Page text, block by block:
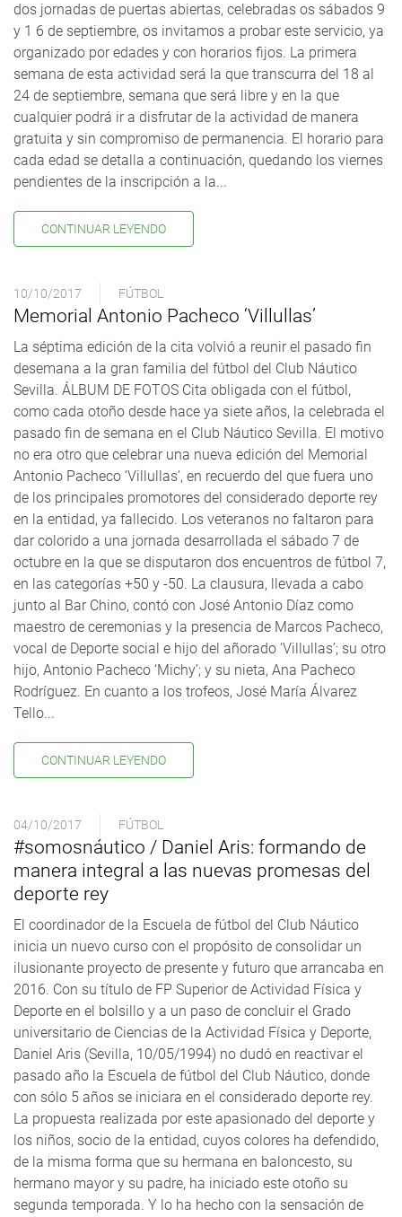
dos jornadas de puertas abiertas, celebradas os sábados 9
y 1 6 de septiembre, os invitamos a probar este servicio, ya
organizado por edades y con horarios fijos. La primera
semana de esta actividad será la que transcurra del 18 al
24 de septiembre, semana que será libre y en la que
cualquier podrá ir a disfrutar de la actividad de manera
gratuita y sin compromiso de permanencia. El horario para
cada edad se detalla a continuación, quedando los viernes
pendientes de la inscripción a la...
CONTINUAR LEYENDO
10/10/2017 FÚTBOL
Memorial Antonio Pacheco ‘Villullas’
La séptima edición de la cita volvió a reunir el pasado fin
desemana a la gran familia del fútbol del Club Náutico
Sevilla. ÁLBUM DE FOTOS Cita obligada con el fútbol,
como cada otoño desde hace ya siete años, la celebrada el
pasado fin de semana en el Club Náutico Sevilla. El motivo
no era otro que celebrar una nueva edición del Memorial
Antonio Pacheco ‘Villullas’, en recuerdo del que fuera uno
de los principales promotores del considerado deporte rey
en la entidad, ya fallecido. Los veteranos no faltaron para
dar colorido a una jornada desarrollada el sábado 7 de
octubre en la que se disputaron dos encuentros de fútbol 7,
en las categorías +50 y -50. La clausura, llevada a cabo
junto al Bar Chino, contó con José Antonio Díaz como
maestro de ceremonias y la presencia de Marcos Pacheco,
vocal de Deporte social e hijo del añorado ‘Villullas’; su otro
hijo, Antonio Pacheco ‘Michy’; y su nieta, Ana Pacheco
Rodríguez. En cuanto a los trofeos, José María Álvarez
Tello...
CONTINUAR LEYENDO
04/10/2017 FÚTBOL
#somosnáutico / Daniel Aris: formando de
manera integral a las nuevas promesas del
deporte rey
El coordinador de la Escuela de fútbol del Club Náutico
inicia un nuevo curso con el propósito de consolidar un
ilusionante proyecto de presente y futuro que arrancaba en
2016. Con su título de FP Superior de Actividad Física y
Deporte en el bolsillo y a un paso de concluir el Grado
universitario de Ciencias de la Actividad Física y Deporte,
Daniel Aris (Sevilla, 10/05/1994) no dudó en reactivar el
pasado año la Escuela de fútbol del Club Náutico, donde
con sólo 5 años se iniciara en el considerado deporte rey.
La propuesta realizada por este apasionado del deporte y
los niños, socio de la entidad, cuyos colores ha defendido,
de la misma forma que su hermana en baloncesto, su
hermano mayor y su padre, ha iniciado este otoño su
segunda temporada. Y lo ha hecho con la sensación de